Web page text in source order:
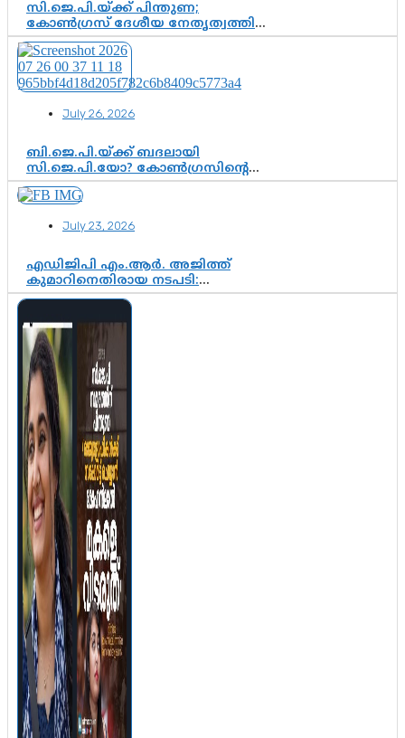
സി.ജെ.പി.യ്ക്ക് പിന്തുണ;
കോൺഗ്രസ് ദേശീയ നേതൃത്വത്തിൽ
ആശങ്കയോ? പാർട്ടിക്കുള്ളിൽ
ഭിന്നാഭിപ്രായമെന്ന വിലയിരുത്തൽ
July 26, 2026
ബി.ജെ.പി.യ്ക്ക് ബദലായി
സി.ജെ.പി.യോ? കോൺഗ്രസിന്റെ
രാഷ്ട്രീയ ഇടം കൈവശപ്പെടുത്താൻ
സിജെപി ഉയർന്നുകഴിഞ്ഞോ?
വഴിത്തിരിവ്
July 23, 2026
എഡിജിപി എം.ആർ. അജിത്ത്
കുമാറിനെതിരായ നടപടി:
സസ്പെൻഷനിൽ ഒതുങ്ങുമോ,
അതോ കൂടുതൽ കടുത്ത
നടപടികളിലേക്കോ?